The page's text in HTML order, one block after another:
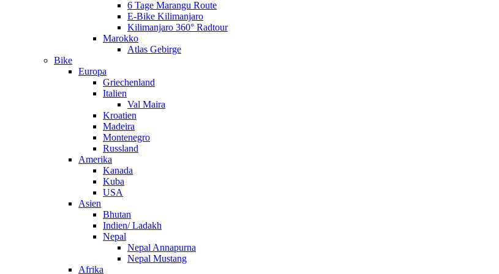
6 Tage Marangu Route
E-Bike Kilimanjaro
Kilimanjaro 360° Radtour
Marokko
Atlas Gebirge
Bike
Europa
Griechenland
Italien
Val Maira
Kroatien
Madeira
Montenegro
Russland
Amerika
Kanada
Kuba
USA
Asien
Bhutan
Indien/ Ladakh
Nepal
Nepal Annapurna
Nepal Mustang
Afrika